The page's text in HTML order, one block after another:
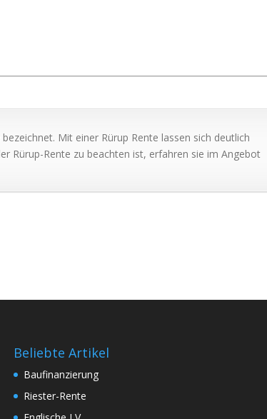
Mit einer Rürup Rente lassen sich deutlich
Rürup-Rente zu beachten ist, erfahren sie im Angebot
Beliebte Artikel
Baufinanzierung
Riester-Rente